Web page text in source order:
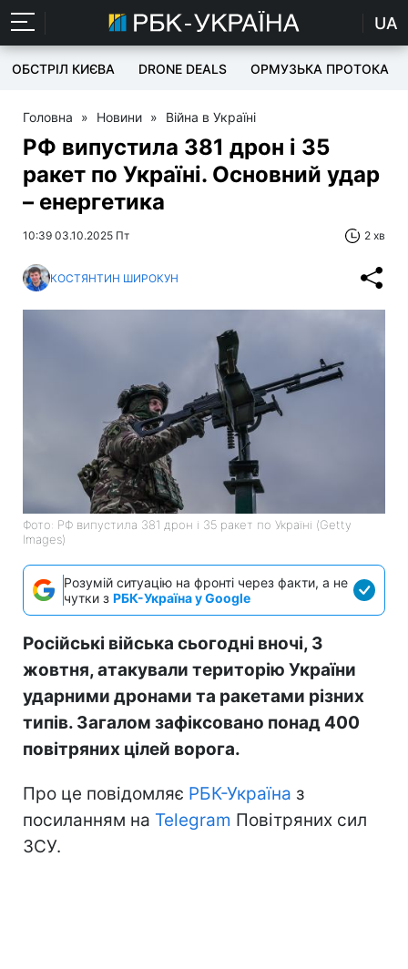
UA
ОБСТРІЛ КИЄВА DRONE DEALS ОРМУЗЬКА ПРОТОКА
Головна » Новини » Війна в Україні
РФ випустила 381 дрон і 35
ракет по Україні. Основний удар
– енергетика
10:39 03.10.2025 Пт 2 хв
КОСТЯНТИН ШИРОКУН
Фото: РФ випустила 381 дрон і 35 ракет по Україні (Getty
Images)
Розумій ситуацію на фронті через факти, а не
чутки з РБК-Україна у Google
Російські війська сьогодні вночі, 3
жовтня, атакували територію України
ударними дронами та ракетами різних
типів. Загалом зафіксовано понад 400
повітряних цілей ворога.
Про це повідомляє РБК-Україна з
посиланням на Telegram Повітряних сил
ЗСУ.